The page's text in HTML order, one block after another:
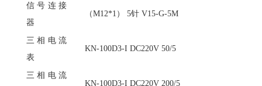
信号连接
器
（M12*1） 5针 V15-G-5M
三相电流
表
KN-100D3-I DC220V 50/5
三相电流
KN-100D3-I DC220V 200/5